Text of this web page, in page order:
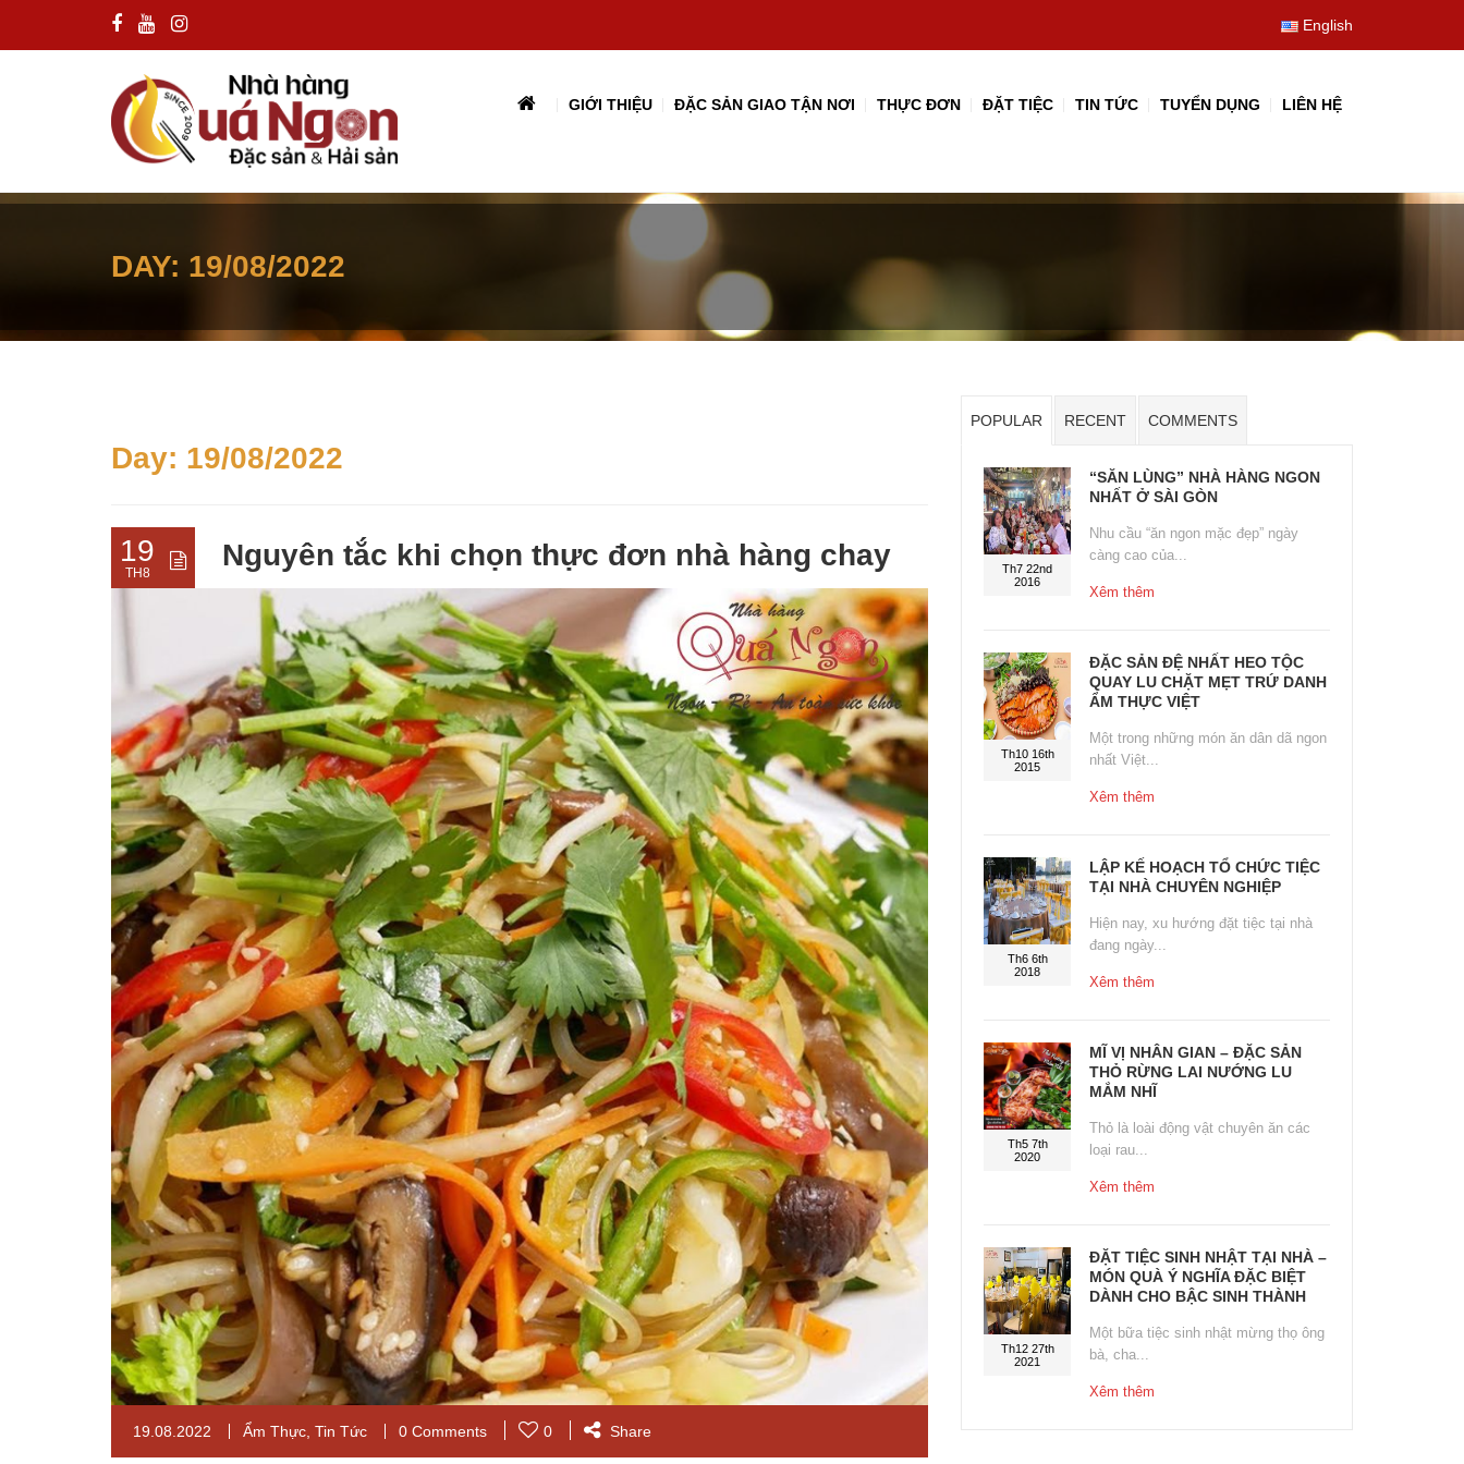
English
GIỚI THIỆU ĐẶC SẢN GIAO TẬN NƠI THỰC ĐƠN ĐẶT TIỆC TIN TỨC TUYỂN DỤNG LIÊN HỆ
DAY: 19/08/2022
Day: 19/08/2022
19
TH8
Nguyên tắc khi chọn thực đơn nhà hàng chay
19.08.2022 Ẩm Thực Tin Tức 0 Comments 0 Share
POPULAR RECENT COMMENTS
Th7 22nd
2016
“SĂN LÙNG” NHÀ HÀNG NGON
NHẤT Ở SÀI GÒN
Nhu cầu “ăn ngon mặc đẹp” ngày
càng cao của...
Xêm thêm
Th10 16th
2015
ĐẶC SẢN ĐỆ NHẤT HEO TỘC
QUAY LU CHẶT MẸT TRỨ DANH
ẨM THỰC VIỆT
Một trong những món ăn dân dã ngon
nhất Việt...
Xêm thêm
Th6 6th
2018
LẬP KẾ HOẠCH TỔ CHỨC TIỆC
TẠI NHÀ CHUYÊN NGHIỆP
Hiện nay, xu hướng đặt tiệc tại nhà
đang ngày...
Xêm thêm
Th5 7th
2020
MĨ VỊ NHÂN GIAN – ĐẶC SẢN
THỎ RỪNG LAI NƯỚNG LU
MẮM NHĨ
Thỏ là loài động vật chuyên ăn các
loại rau...
Xêm thêm
Th12 27th
2021
ĐẶT TIỆC SINH NHẬT TẠI NHÀ –
MÓN QUÀ Ý NGHĨA ĐẶC BIỆT
DÀNH CHO BẬC SINH THÀNH
Một bữa tiệc sinh nhật mừng thọ ông
bà, cha...
Xêm thêm